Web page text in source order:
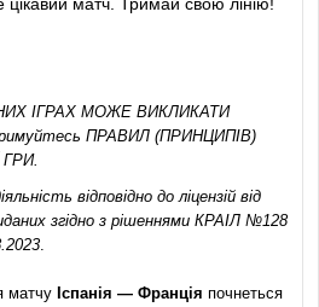
ІГРАХ МОЖЕ ВИКЛИКАТИ
ПРАВИЛ (ПРИНЦИПІВ)
відповідно до ліцензій від
згідно з рішеннями КРАІЛ №128
.
матчу Іспанія — Франція почнеться